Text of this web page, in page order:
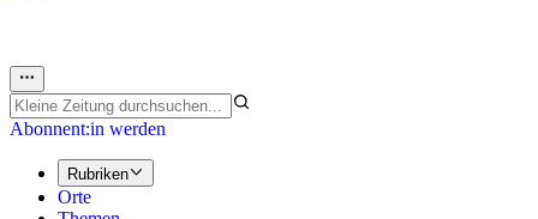
Abonnent:in werden
Rubriken
Orte